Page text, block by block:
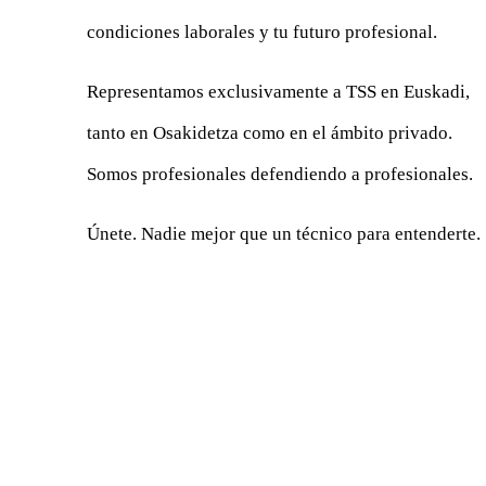
condiciones laborales y tu futuro profesional.
Representamos exclusivamente a TSS en Euskadi,
tanto en Osakidetza como en el ámbito privado.
Somos profesionales defendiendo a profesionales.
Únete. Nadie mejor que un técnico para entenderte.